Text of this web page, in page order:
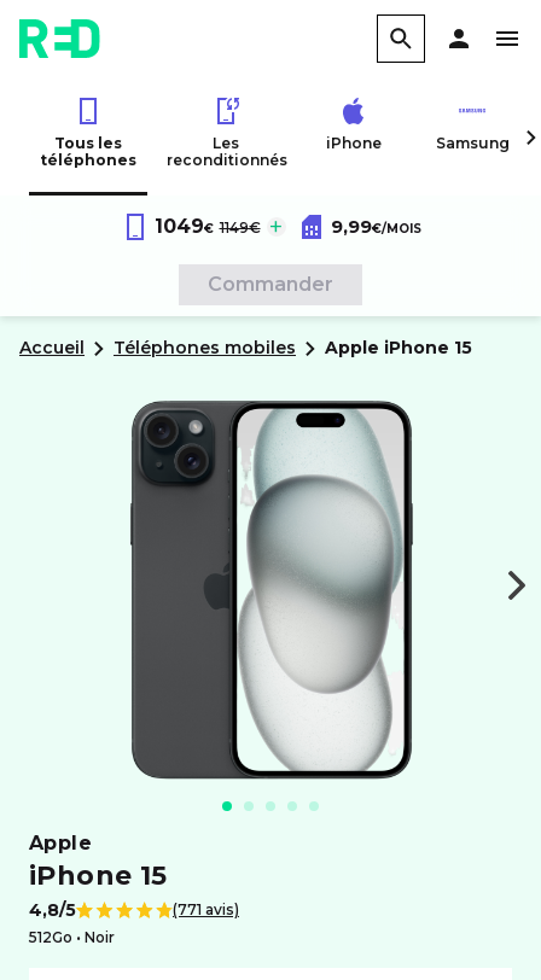
Tous les
téléphones
Les
reconditionnés
iPhone Samsung
AppleiPhone 15
1049€ au lieu de :
1149€ Forfait RED 60Go 4G
Sans engagement
9,99€/MOIS
Commander
Accueil Téléphones mobiles apple iPhone 15
apple
iPhone 15
Note de
4,8/5
(771 avis)
512Go •
noir